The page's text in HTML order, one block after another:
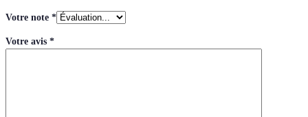
Votre note *
Votre avis *